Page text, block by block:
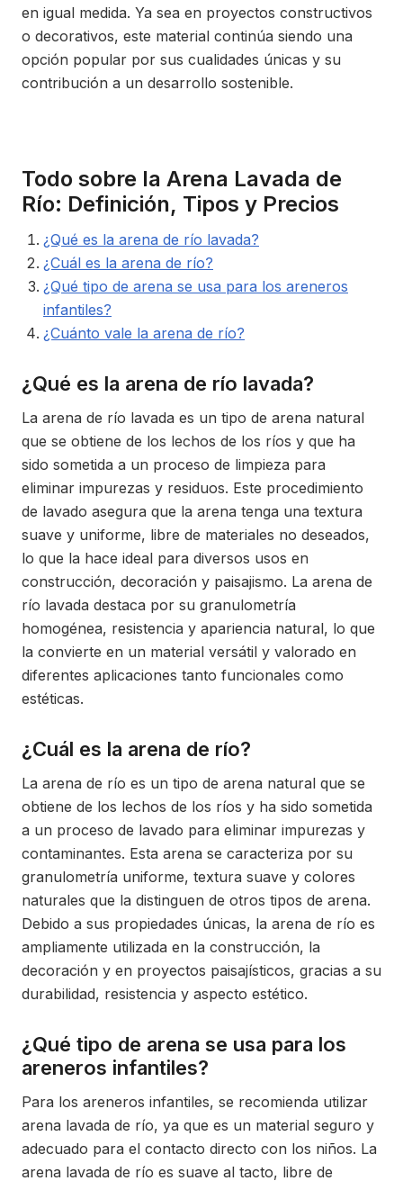
en igual medida. Ya sea en proyectos constructivos
o decorativos, este material continúa siendo una
opción popular por sus cualidades únicas y su
contribución a un desarrollo sostenible.
Todo sobre la Arena Lavada de
Río: Definición, Tipos y Precios
¿Qué es la arena de río lavada?
¿Cuál es la arena de río?
¿Qué tipo de arena se usa para los areneros
infantiles?
¿Cuánto vale la arena de río?
¿Qué es la arena de río lavada?
La arena de río lavada es un tipo de arena natural
que se obtiene de los lechos de los ríos y que ha
sido sometida a un proceso de limpieza para
eliminar impurezas y residuos. Este procedimiento
de lavado asegura que la arena tenga una textura
suave y uniforme, libre de materiales no deseados,
lo que la hace ideal para diversos usos en
construcción, decoración y paisajismo. La arena de
río lavada destaca por su granulometría
homogénea, resistencia y apariencia natural, lo que
la convierte en un material versátil y valorado en
diferentes aplicaciones tanto funcionales como
estéticas.
¿Cuál es la arena de río?
La arena de río es un tipo de arena natural que se
obtiene de los lechos de los ríos y ha sido sometida
a un proceso de lavado para eliminar impurezas y
contaminantes. Esta arena se caracteriza por su
granulometría uniforme, textura suave y colores
naturales que la distinguen de otros tipos de arena.
Debido a sus propiedades únicas, la arena de río es
ampliamente utilizada en la construcción, la
decoración y en proyectos paisajísticos, gracias a su
durabilidad, resistencia y aspecto estético.
¿Qué tipo de arena se usa para los
areneros infantiles?
Para los areneros infantiles, se recomienda utilizar
arena lavada de río, ya que es un material seguro y
adecuado para el contacto directo con los niños. La
arena lavada de río es suave al tacto, libre de